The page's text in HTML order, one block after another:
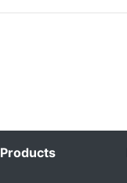
Products